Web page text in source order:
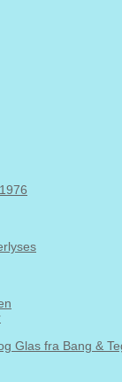
Glas fra Bang &